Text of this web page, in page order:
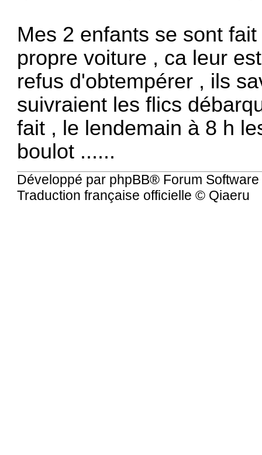
Mes 2 enfants se sont
propre voiture , ca leur
refus d'obtempérer , ils
suivraient les flics
fait , le lendemain à 8 h
boulot ......
Développé par phpBB® Forum
Traduction française officielle © Qiaeru